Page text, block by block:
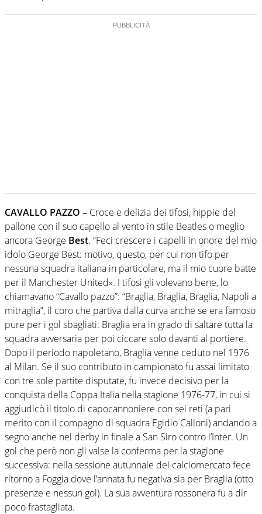
CAVALLO PAZZO – Croce e delizia dei tifosi, hippie del
pallone con il suo capello al vento in stile Beatles o meglio
ancora George Best. “Feci crescere i capelli in onore del mio
idolo George Best: motivo, questo, per cui non tifo per
nessuna squadra italiana in particolare, ma il mio cuore batte
per il Manchester United». I tifosi gli volevano bene, lo
chiamavano “Cavallo pazzo”: “Braglia, Braglia, Braglia, Napoli a
mitraglia”, il coro che partiva dalla curva anche se era famoso
pure per i gol sbagliati: Braglia era in grado di saltare tutta la
squadra avversaria per poi ciccare solo davanti al portiere.
Dopo il periodo napoletano, Braglia venne ceduto nel 1976
al Milan. Se il suo contributo in campionato fu assai limitato
con tre sole partite disputate, fu invece decisivo per la
conquista della Coppa Italia nella stagione 1976-77, in cui si
aggiudicò il titolo di capocannoniere con sei reti (a pari
merito con il compagno di squadra Egidio Calloni) andando a
segno anche nel derby in finale a San Siro contro l’Inter. Un
gol che però non gli valse la conferma per la stagione
successiva: nella sessione autunnale del calciomercato fece
ritorno a Foggia dove l’annata fu negativa sia per Braglia (otto
presenze e nessun gol). La sua avventura rossonera fu a dir
poco frastagliata.